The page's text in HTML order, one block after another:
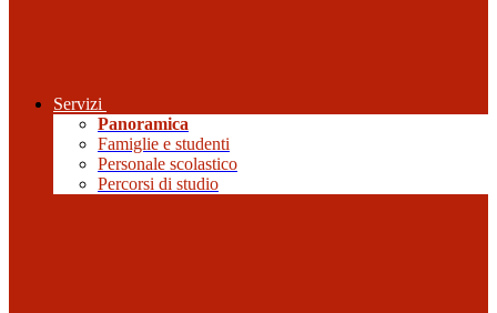
Servizi
Panoramica
Famiglie e studenti
Personale scolastico
Percorsi di studio